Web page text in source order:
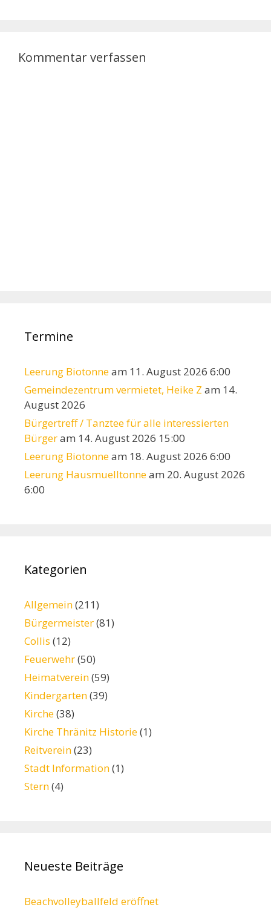
Kommentar verfassen
Termine
Leerung Biotonneam 11. August 2026 6:00
Gemeindezentrum vermietet, Heike Z am 14.
August 2026
Bürgertreff / Tanztee für alle interessierten
Bürgeram 14. August 2026 15:00
Leerung Biotonneam 18. August 2026 6:00
Leerung Hausmuelltonneam 20. August 2026
6:00
Kategorien
Allgemein(211)
Bürgermeister(81)
Collis (12)
Feuerwehr(50)
Heimatverein(59)
Kindergarten(39)
Kirche(38)
Kirche Thränitz Historie(1)
Reitverein(23)
Stadt Information(1)
Stern(4)
Neueste Beiträge
Beachvolleyballfeld eröffnet